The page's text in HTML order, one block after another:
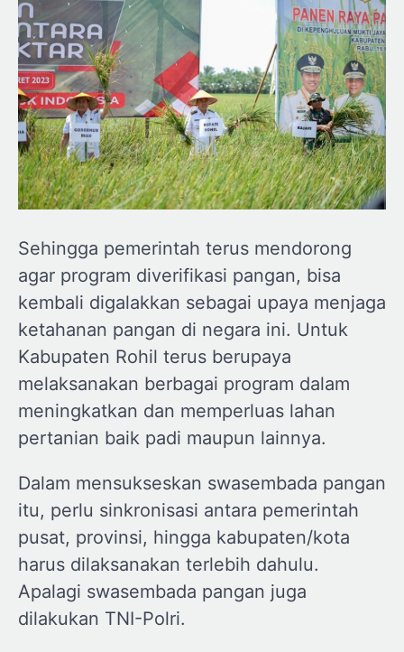
Sehingga pemerintah terus mendorong
agar program diverifikasi pangan, bisa
kembali digalakkan sebagai upaya menjaga
ketahanan pangan di negara ini. Untuk
Kabupaten Rohil terus berupaya
melaksanakan berbagai program dalam
meningkatkan dan memperluas lahan
pertanian baik padi maupun lainnya.
Dalam mensukseskan swasembada pangan
itu, perlu sinkronisasi antara pemerintah
pusat, provinsi, hingga kabupaten/kota
harus dilaksanakan terlebih dahulu.
Apalagi swasembada pangan juga
dilakukan TNI-Polri.